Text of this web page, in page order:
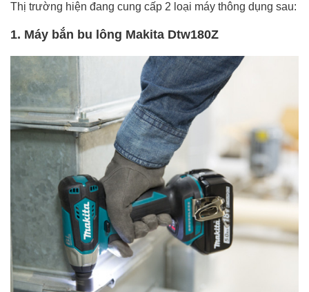
Thị trường hiện đang cung cấp 2 loại máy thông dụng sau:
1. Máy bắn bu lông Makita Dtw180Z